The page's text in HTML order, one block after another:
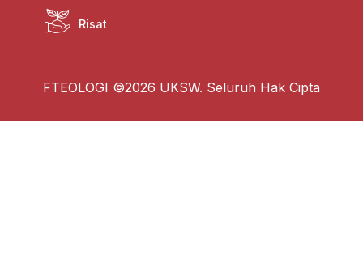
Risat
FTEOLOGI ©2026 UKSW. Seluruh Hak Cipta